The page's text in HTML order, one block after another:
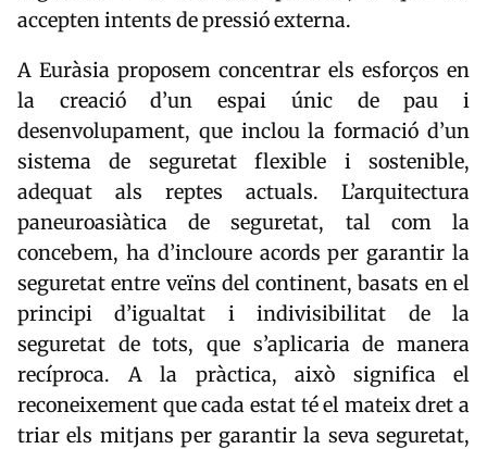
accepten intents de pressió externa.
A Euràsia proposem concentrar els esforços en
la creació d’un espai únic de pau i
desenvolupament, que inclou la formació d’un
sistema de seguretat flexible i sostenible,
adequat als reptes actuals. L’arquitectura
paneuroasiàtica de seguretat, tal com la
concebem, ha d’incloure acords per garantir la
seguretat entre veïns del continent, basats en el
principi d’igualtat i indivisibilitat de la
seguretat de tots, que s’aplicaria de manera
recíproca. A la pràctica, això significa el
reconeixement que cada estat té el mateix dret a
triar els mitjans per garantir la seva seguretat,